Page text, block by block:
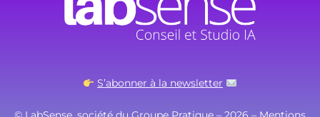
S’abonner à la newsletter